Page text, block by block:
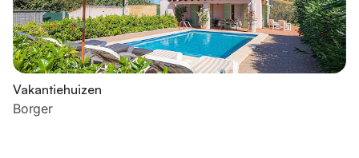
Vakantiehuizen
Borger